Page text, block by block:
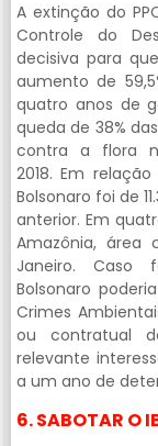
A extinção do
Controle do
decisiva para
aumento de
quatro anos de
queda de 38%
contra a flora
2018. Em
Bolsonaro foi de
anterior. Em
Amazônia, área
Janeiro. Caso
Bolsonaro
Crimes
ou contratual
relevante
a um ano de
6. SABOTAR O